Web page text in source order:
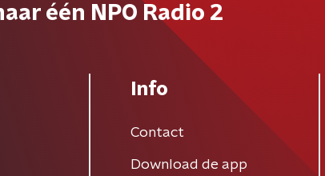
één NPO Radio 2
Info
Contact
Download de app